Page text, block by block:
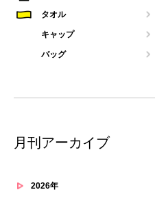
タオル
キャップ
バッグ
月刊アーカイブ
2026年